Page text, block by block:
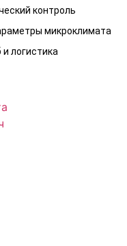
контроль
микроклимата
логистика